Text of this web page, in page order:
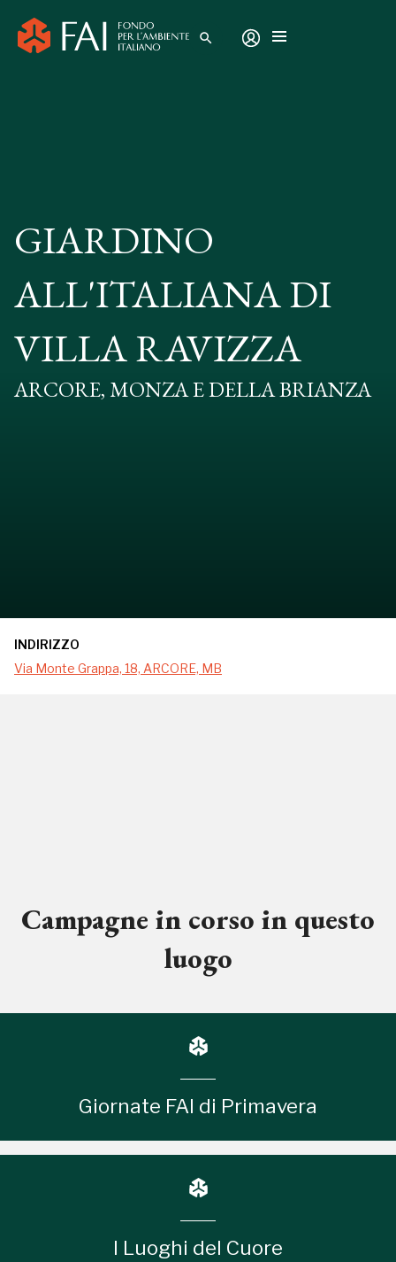
search
GIARDINO
ALL'ITALIANA DI
VILLA RAVIZZA
ARCORE, MONZA E DELLA BRIANZA
INDIRIZZO
Via Monte Grappa, 18, ARCORE, MB
Campagne in corso in questo
luogo
Giornate FAI di Primavera
I Luoghi del Cuore